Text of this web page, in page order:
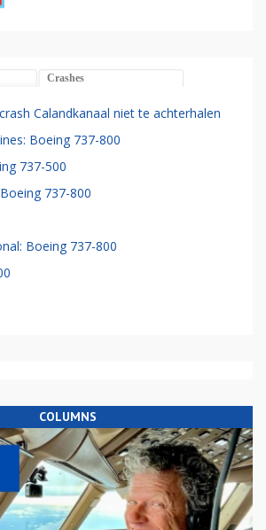
Crashes
Calandkanaal niet te achterhalen
Boeing 737-800
737-500
737-800
Boeing 737-800
COLUMNS